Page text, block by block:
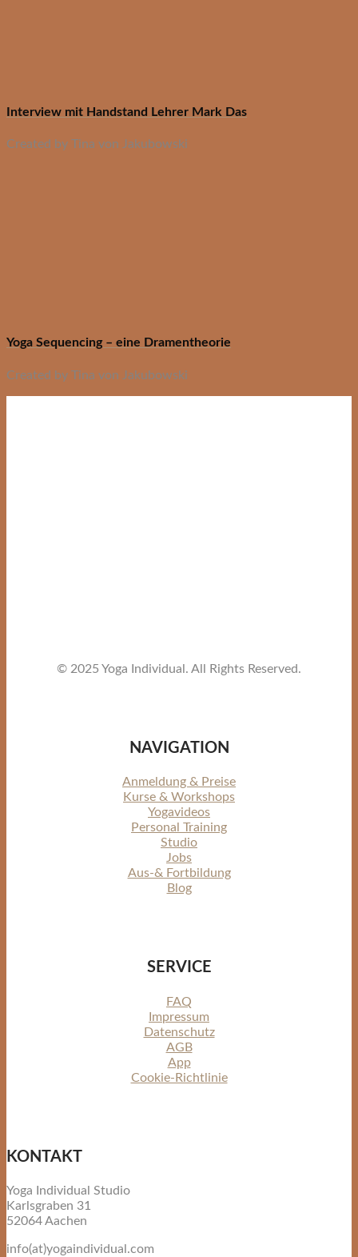
Interview mit Handstand Lehrer Mark Das
Created by Tina von Jakubowski
Yoga Sequencing – eine Dramentheorie
Created by Tina von Jakubowski
© 2025 Yoga Individual. All Rights Reserved.
NAVIGATION
Anmeldung & Preise
Kurse & Workshops
Yogavideos
Personal Training
Studio
Jobs
Aus-& Fortbildung
Blog
SERVICE
FAQ
Impressum
Datenschutz
AGB
App
Cookie-Richtlinie
KONTAKT
Yoga Individual Studio
Karlsgraben 31
52064 Aachen
info(at)yogaindividual.com